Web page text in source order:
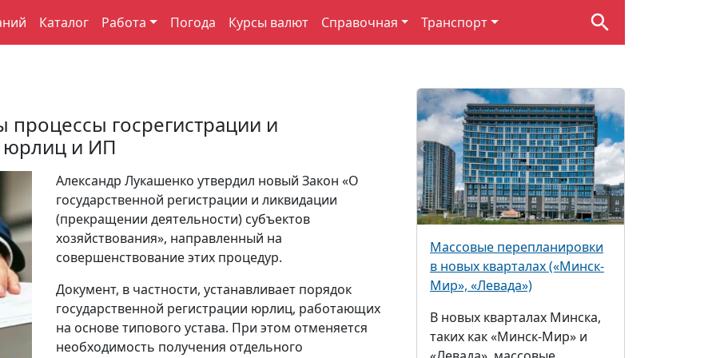
Каталог Работа Погода Курсы валют Справочная Транспорт
госрегистрации и
юрлиц и ИП
Александр Лукашенко утвердил новый Закон «О
государственной регистрации и ликвидации
(прекращении деятельности) субъектов
хозяйствования», направленный на
совершенствование этих процедур.
Документ, в частности, устанавливает порядок
государственной регистрации юрлиц, работающих
на основе типового устава. При этом отменяется
необходимость получения отдельного
Массовые перепланировки
в новых кварталах («Минск-
Мир», «Левада»)
В новых кварталах Минска,
таких как «Минск-Мир» и